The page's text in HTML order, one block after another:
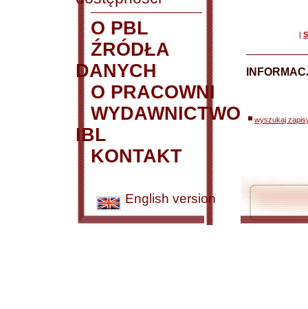
O PBL
ŹRÓDŁA
DANYCH
O PRACOWNI
WYDAWNICTWO
IBL
KONTAKT
English version
|
wyszukaj